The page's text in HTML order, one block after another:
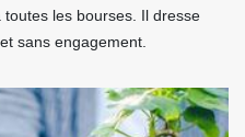
les bourses. Il dresse
sans engagement.